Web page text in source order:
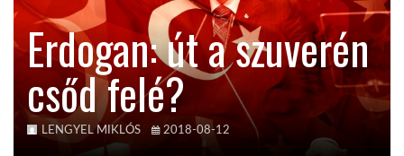
AUSZTRÁLIA
A VILÁG ITTHON
MÉDIA
Erdogan: út a szuverén
csőd felé?
LENGYEL MIKLÓS 2018-08-12